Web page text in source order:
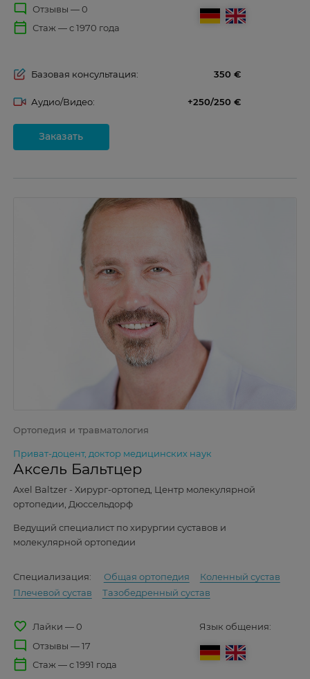
mode_comment Отзывы — 0
calendar_today Стаж — с 1970 года
Базовая консультация: 350
Аудио/Видео: +250/250
Заказать
Ортопедия и травматология
Приват-доцент, доктор медицинских наук
Аксель Бальтцер
Axel Baltzer - Хирург-ортопед, Центр молекулярной
ортопедии, Дюссельдорф
Ведущий специалист по хирургии суставов и
молекулярной ортопедии
Специализация: Общая ортопедия
Коленный сустав
Плечевой сустав
Тазобедренный сустав
favorite_border Лайки — 0
mode_comment Отзывы — 17
calendar_today Стаж — с 1991 года
Язык общения: